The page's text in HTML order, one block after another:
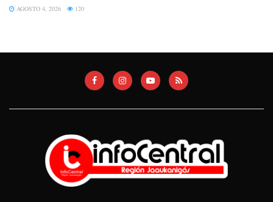
AGOSTO 4, 2026 120